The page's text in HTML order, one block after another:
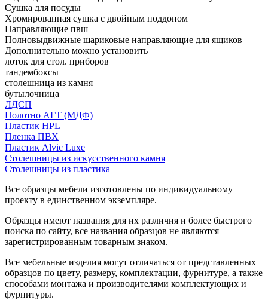
Сушка для посуды
Хромированная сушка с двойным поддоном
Направляющие пвш
Полновыдвижные шариковые направляющие для ящиков
Дополнительно можно установить
лоток для стол. приборов
тандембоксы
столешница из камня
бутылочница
ЛДСП
Полотно АГТ (МДФ)
Пластик HPL
Пленка ПВХ
Пластик Alvic Luxe
Столешницы из искусственного камня
Столешницы из пластика
Все образцы мебели изготовлены по индивидуальному
проекту в единственном экземпляре.
Образцы имеют названия для их различия и более быстрого
поиска по сайту, все названия образцов не являются
зарегистрированным товарным знаком.
Все мебельные изделия могут отличаться от представленных
образцов по цвету, размеру, комплектации, фурнитуре, а также
способами монтажа и производителями комплектующих и
фурнитуры.